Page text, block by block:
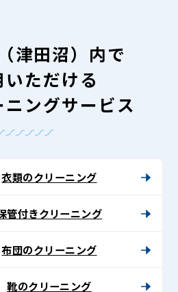
津田沼）内で
いただける
ングサービス
衣類のクリーニング
管付きクリーニング
布団のクリーニング
靴のクリーニング